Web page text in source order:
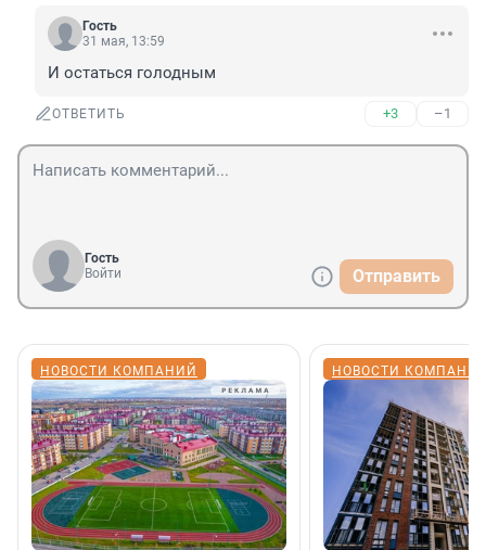
Гость
31 мая, 13:59
И остаться голодным
ОТВЕТИТЬ +3 –1
Гость
Войти
Отправить
НОВОСТИ КОМПАНИЙ НОВОСТИ